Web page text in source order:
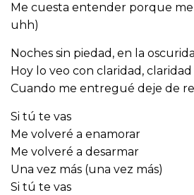
Me cuesta entender porque
uhh)
Noches sin piedad, en la
Hoy lo veo con claridad, claridad
Cuando me entregué deje de
Si tú te vas
Me volveré a enamorar
Me volveré a desarmar
Una vez más (una vez más)
Si tú te vas